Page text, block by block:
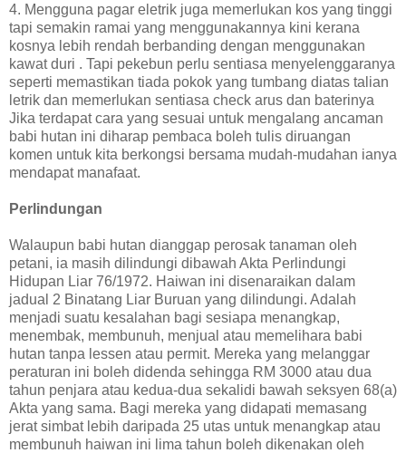
4. Mengguna pagar eletrik juga memerlukan kos yang tinggi
tapi semakin ramai yang menggunakannya kini kerana
kosnya lebih rendah berbanding dengan menggunakan
kawat duri . Tapi pekebun perlu sentiasa menyelenggaranya
seperti memastikan tiada pokok yang tumbang diatas talian
letrik dan memerlukan sentiasa check arus dan baterinya
Jika terdapat cara yang sesuai untuk mengalang ancaman
babi hutan ini diharap pembaca boleh tulis diruangan
komen untuk kita berkongsi bersama mudah-mudahan ianya
mendapat manafaat.
Perlindungan
Walaupun babi hutan dianggap perosak tanaman oleh
petani, ia masih dilindungi dibawah Akta Perlindungi
Hidupan Liar 76/1972. Haiwan ini disenaraikan dalam
jadual 2 Binatang Liar Buruan yang dilindungi. Adalah
menjadi suatu kesalahan bagi sesiapa menangkap,
menembak, membunuh, menjual atau memelihara babi
hutan tanpa lessen atau permit. Mereka yang melanggar
peraturan ini boleh didenda sehingga RM 3000 atau dua
tahun penjara atau kedua-dua sekalidi bawah seksyen 68(a)
Akta yang sama. Bagi mereka yang didapati memasang
jerat simbat lebih daripada 25 utas untuk menangkap atau
membunuh haiwan ini lima tahun boleh dikenakan oleh